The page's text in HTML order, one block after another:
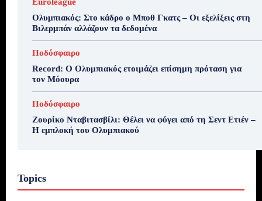
Euroleague
Ολυμπιακός: Στο κάδρο ο Μποθ Γκατς – Οι εξελίξεις στη
Βιλερμπάν αλλάζουν τα δεδομένα
Ποδόσφαιρο
Record: Ο Ολυμπιακός ετοιμάζει επίσημη πρόταση για
τον Μόουρα
Ποδόσφαιρο
Ζουρίκο Νταβιτασβίλι: Θέλει να φύγει από τη Σεντ Ετιέν –
Η εμπλοκή του Ολυμπιακού
Topics